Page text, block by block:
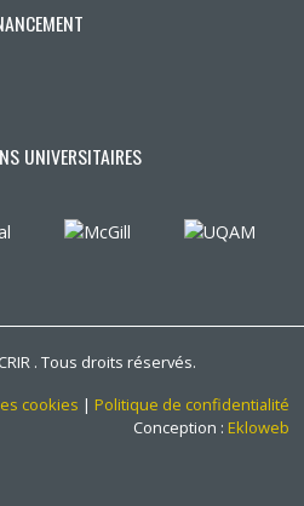
UNIVERSITAIRES
. Tous droits réservés.
cookies | Politique de confidentialité
Conception : Ekloweb